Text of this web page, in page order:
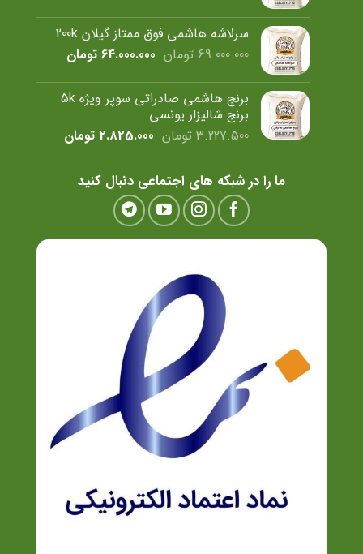
365.000.000 تومان
بود.
سرلاشه هاشمی فوق ممتاز گیلان 200k
69.000.000 تومان قیمت
69.000.000 تومان
بود.
64.000.000 تومانقیمت
است.برنج هاشمی صادراتی سوپر ویژه 5k
برنج شالیزار یونسی
3.227.500 تومان قیمت
بود.
2.825.000 تومانقیمت
ما را در شبکه های اجتماعی دنبال کنید